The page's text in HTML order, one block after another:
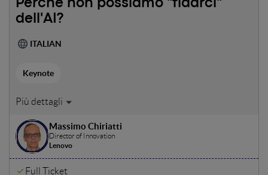
Perchè non possiamo "fidarci"
dell'AI?
ITALIAN
Keynote
Il tema della fiducia è centrale sia quando si guarda
sono gli ingredienti fondamentali per costruire sistemi AI
avanzati con l'uomo davvero al centro?
Massimo Chiriatti
Director of Innovation
Lenovo
Full Ticket